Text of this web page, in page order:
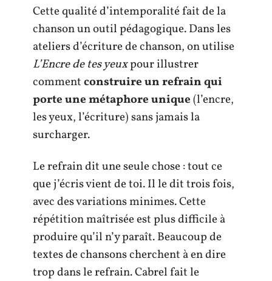
Cette qualité d’intemporalité fait de la
chanson un outil pédagogique. Dans les
ateliers d’écriture de chanson, on utilise
L’Encre de tes yeuxpour illustrer
commentconstruire un refrain qui
porte une métaphore unique(l’encre,
les yeux, l’écriture) sans jamais la
surcharger.
Le refrain dit une seule chose : tout ce
que j’écris vient de toi. Il le dit trois fois,
avec des variations minimes. Cette
répétition maîtrisée est plus difficile à
produire qu’il n’y paraît. Beaucoup de
textes de chansons cherchent à en dire
trop dans le refrain. Cabrel fait le